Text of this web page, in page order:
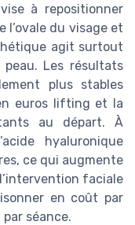
à repositionner
l’ovale du visage et
agit surtout
Les résultats
plus stables
euros lifting et la
au départ. À
hyaluronique
ce qui augmente
faciale
en coût par
séance.